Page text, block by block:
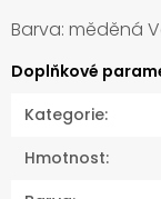
Barva: měděná
Doplňkové
Kategorie:
Hmotnost: